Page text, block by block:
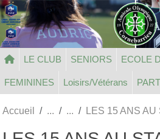
LE CLUB SENIORS ECOLE
FEMININES Loisirs/Vétérans
Accueil LES 15 ANS AU
Panneau de gestion des cookies